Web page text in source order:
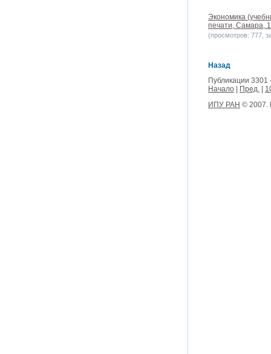
Экономика
печати, Самара,
(просмотров: 777,
Назад
Публикации 3301
Начало
Пред.
ИПУ РАН © 2007.